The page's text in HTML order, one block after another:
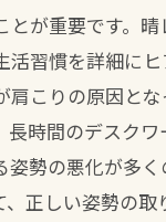
とが重要です。
活習慣を詳細に
肩こりの原因と
長時間のデスク
姿勢の悪化が多
、正しい姿勢の